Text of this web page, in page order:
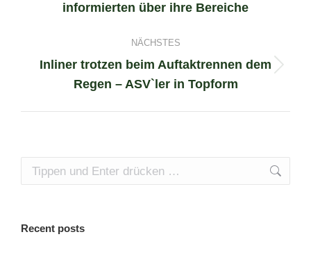
project:
informierten über ihre Bereiche
NÄCHSTES
project:
Inliner trotzen beim Auftaktrennen dem
Regen – ASV`ler in Topform
Search:
Recent posts